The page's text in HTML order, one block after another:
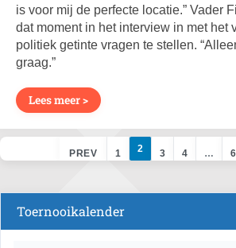
is voor mij de perfecte locatie.” Vader
dat moment in het interview in met het
politiek getinte vragen te stellen.
graag.”
Lees meer >
PREV 1 2 3 4 …
Toernooikalender